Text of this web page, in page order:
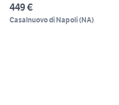
449 €
Casalnuovo di Napoli(NA)